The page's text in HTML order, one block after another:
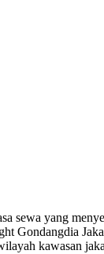
sewa yang
kawasan